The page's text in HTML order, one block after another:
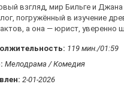
взгляд, мир Бильге и
погружённый в изучение
а она — юрист, уверенно
119 мин./01:59
Мелодрама / Комедия
2-01-2026